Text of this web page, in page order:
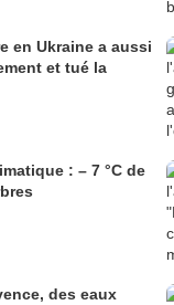
en Ukraine a aussi
et tué la
: – 7 °C de
des eaux